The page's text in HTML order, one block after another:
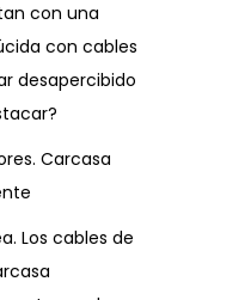
con una
con cables
desapercibido
Carcasa
Los cables de